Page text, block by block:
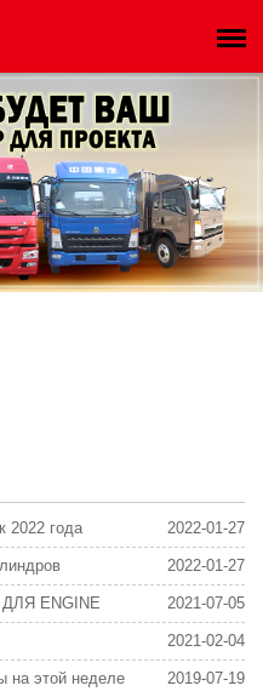
2022 года 2022-01-27
2022-01-27
ДЛЯ ENGINE 2021-07-05
2021-02-04
на этой неделе 2019-07-19